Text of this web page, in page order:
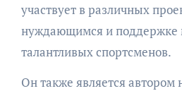
участвует в различных
нуждающимся и поддержке
талантливых спортсменов.
Он также является автором